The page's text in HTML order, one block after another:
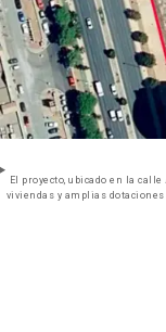
El proyecto, ubicado en la
viviendas y amplias